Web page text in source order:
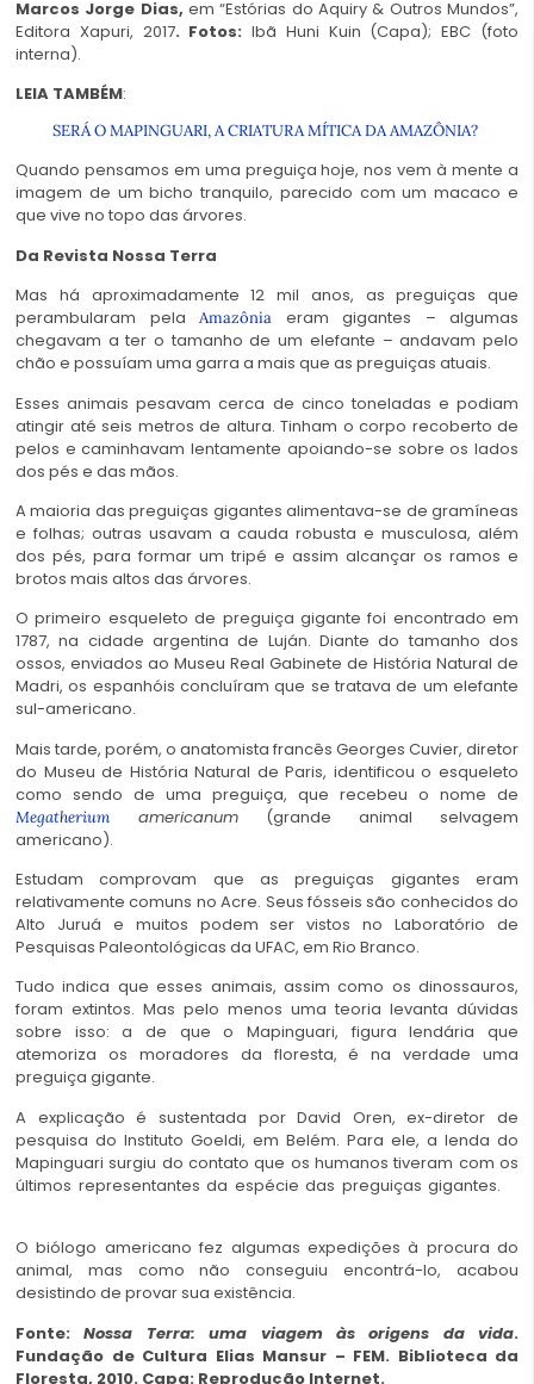
Marcos Jorge Dias, em “Estórias do Aquiry & Outros Mundos”,
Editora Xapuri, 2017. Fotos:Ibã Huni Kuin (Capa); EBC (foto
interna).
LEIA TAMBÉM:
SERÁ O MAPINGUARI, A CRIATURA MÍTICA DA AMAZÔNIA?
Quando pensamos em uma preguiça hoje, nos vem à mente a
imagem de um bicho tranquilo, parecido com um macaco e
que vive no topo das árvores.
Da Revista Nossa Terra
Mas há aproximadamente 12 mil anos, as preguiças que
perambularam pela Amazônia eram gigantes – algumas
chegavam a ter o tamanho de um elefante – andavam pelo
chão e possuíam uma garra a mais que as preguiças atuais.
Esses animais pesavam cerca de cinco toneladas e podiam
atingir até seis metros de altura. Tinham o corpo recoberto de
pelos e caminhavam lentamente apoiando-se sobre os lados
dos pés e das mãos.
A maioria das preguiças gigantes alimentava-se de gramíneas
e folhas; outras usavam a cauda robusta e musculosa, além
dos pés, para formar um tripé e assim alcançar os ramos e
brotos mais altos das árvores.
O primeiro esqueleto de preguiça gigante foi encontrado em
1787, na cidade argentina de Luján. Diante do tamanho dos
ossos, enviados ao Museu Real Gabinete de História Natural de
Madri, os espanhóis concluíram que se tratava de um elefante
sul-americano.
Mais tarde, porém, o anatomista francês Georges Cuvier, diretor
do Museu de História Natural de Paris, identificou o esqueleto
como sendo de uma preguiça, que recebeu o nome de
Megatherium americanum (grande animal selvagem
americano).
Estudam comprovam que as preguiças gigantes eram
relativamente comuns no Acre. Seus fósseis são conhecidos do
Alto Juruá e muitos podem ser vistos no Laboratório de
Pesquisas Paleontológicas da UFAC, em Rio Branco.
Tudo indica que esses animais, assim como os dinossauros,
foram extintos. Mas pelo menos uma teoria levanta dúvidas
sobre isso: a de que o Mapinguari, figura lendária que
atemoriza os moradores da floresta, é na verdade uma
preguiça gigante.
A explicação é sustentada por David Oren, ex-diretor de
pesquisa do Instituto Goeldi, em Belém. Para ele, a lenda do
Mapinguari surgiu do contato que os humanos tiveram com os
últimos representantes da espécie das preguiças gigantes.
O biólogo americano fez algumas expedições à procura do
animal, mas como não conseguiu encontrá-lo, acabou
desistindo de provar sua existência.
Fonte:Nossa Terra: uma viagem às origens da vida.
Fundação de Cultura Elias Mansur – FEM. Biblioteca da
Floresta, 2010. Capa: Reprodução Internet.